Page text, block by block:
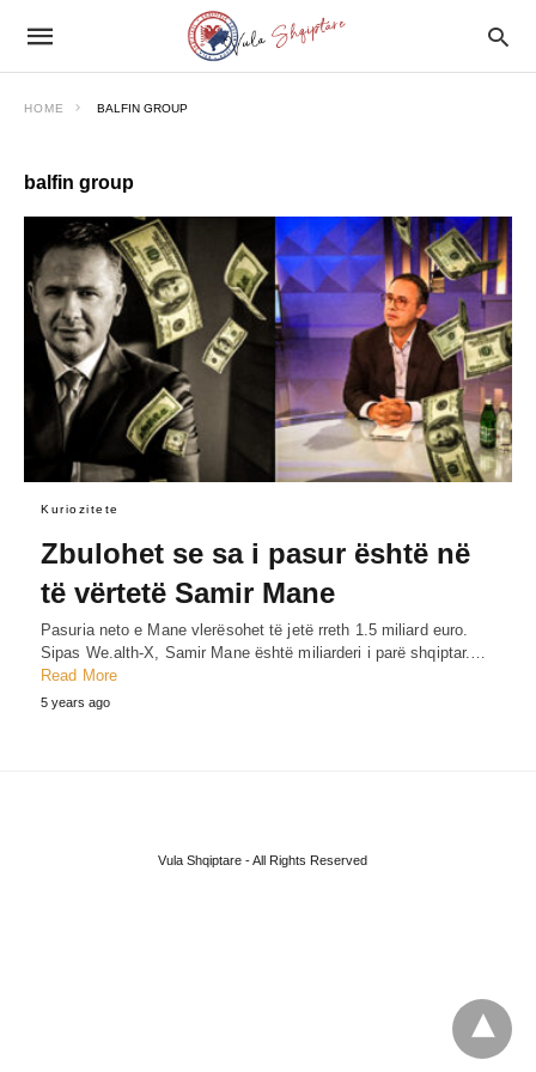
HOME BALFIN GROUP
balfin group
Kuriozitete
Zbulohet se sa i pasur është në
të vërtetë Samir Mane
Pasuria neto e Mane vlerësohet të jetë rreth 1.5 miliard euro.
Sipas We.alth-X, Samir Mane është miliarderi i parë shqiptar.…
Read More
5 years ago
Vula Shqiptare - All Rights Reserved